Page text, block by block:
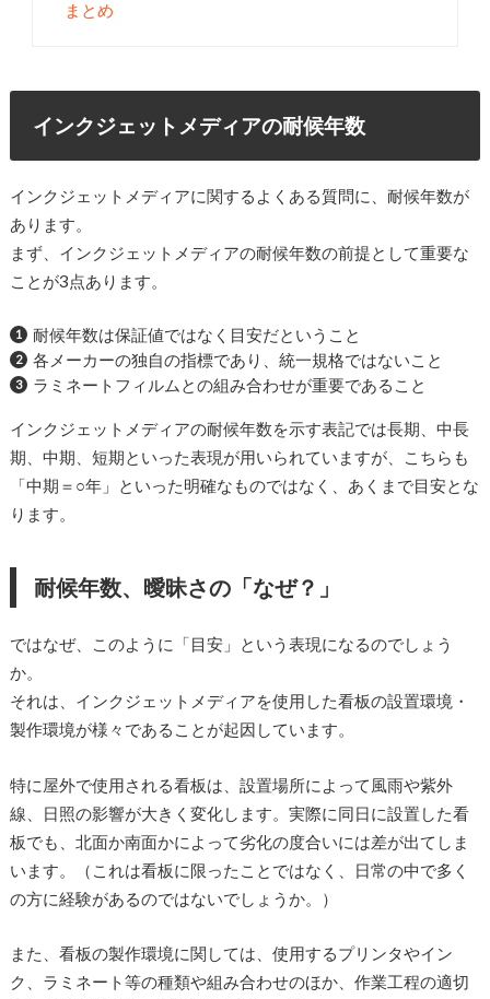
まとめ
インクジェットメディアの耐候年数
インクジェットメディアに関するよくある質問に、耐候年数が
あります。
まず、インクジェットメディアの耐候年数の前提として重要な
ことが3点あります。
耐候年数は保証値ではなく目安だということ
各メーカーの独自の指標であり、統一規格ではないこと
ラミネートフィルムとの組み合わせが重要であること
インクジェットメディアの耐候年数を示す表記では長期、中長
期、中期、短期といった表現が用いられていますが、こちらも
「中期＝○年」といった明確なものではなく、あくまで目安とな
ります。
耐候年数、曖昧さの「なぜ？」
ではなぜ、このように「目安」という表現になるのでしょう
か。
それは、インクジェットメディアを使用した看板の設置環境・
製作環境が様々であることが起因しています。
特に屋外で使用される看板は、設置場所によって風雨や紫外
線、日照の影響が大きく変化します。実際に同日に設置した看
板でも、北面か南面かによって劣化の度合いには差が出てしま
います。（これは看板に限ったことではなく、日常の中で多く
の方に経験があるのではないでしょうか。）
また、看板の製作環境に関しては、使用するプリンタやイン
ク、ラミネート等の種類や組み合わせのほか、作業工程の適切